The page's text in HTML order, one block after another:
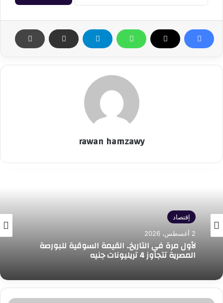
rawan hamzawy
إقتصاد
2 أغسطس، 2026
لأول مرة في التاريخ.. القيمة السوقية للبورصة
إقتصاد
13 يوليو، 2026
الرقابة المالية ترفع الحد الأقصى لمراجعة مراقب